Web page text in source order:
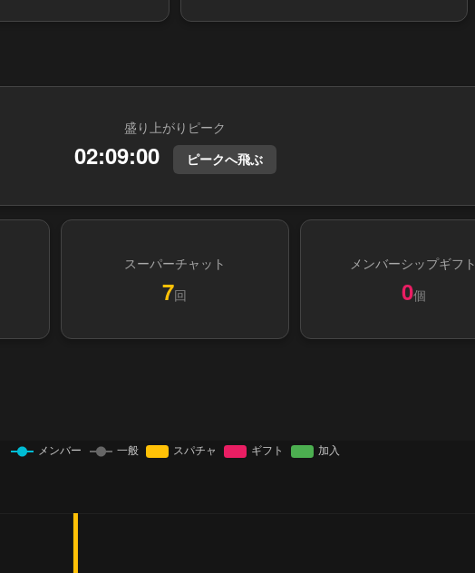
盛り上がりピーク
02:09:00 ピークへ飛ぶ
スーパーチャット
7回
メンバーシップギフト
0個